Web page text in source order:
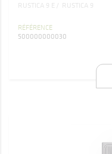
RUSTICA 9 E RUSTICA 9
RÉFÉRENCE
500000000030